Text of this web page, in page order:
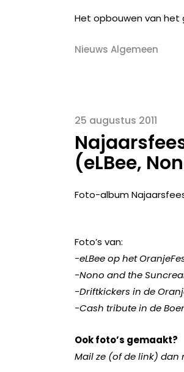
Het opbouwen van het
Nieuws Algemeen
25 augustus 2011
(eLBee,
Foto-album
Foto’s van:
-eLBee op het
-Nono and the
-Driftkickers in de
-Cash tribute in de
Ook foto’s gemaakt?
Mail ze (of de link) dan